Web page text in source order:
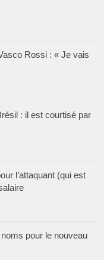
Rossi : « Je vais
: il est courtisé par
l’attaquant (qui est
pour le nouveau